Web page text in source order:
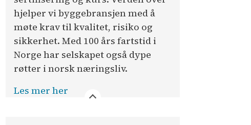
hjelper vi byggebransjen med å
møte krav til kvalitet, risiko og
sikkerhet. Med 100 års fartstid i
Norge har selskapet også dype
røtter i norsk næringsliv.
Les mer her